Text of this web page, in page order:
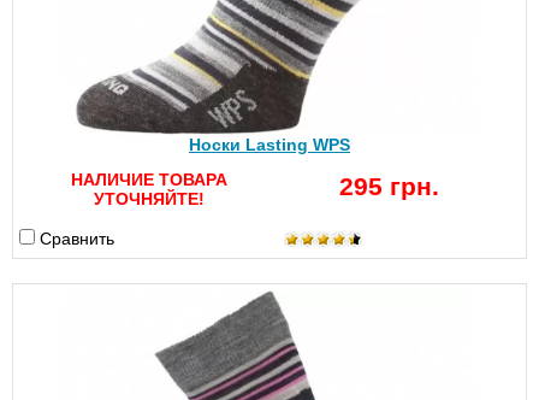
Носки Lasting WPS
НАЛИЧИЕ ТОВАРА
УТОЧНЯЙТЕ!
295 грн.
Сравнить